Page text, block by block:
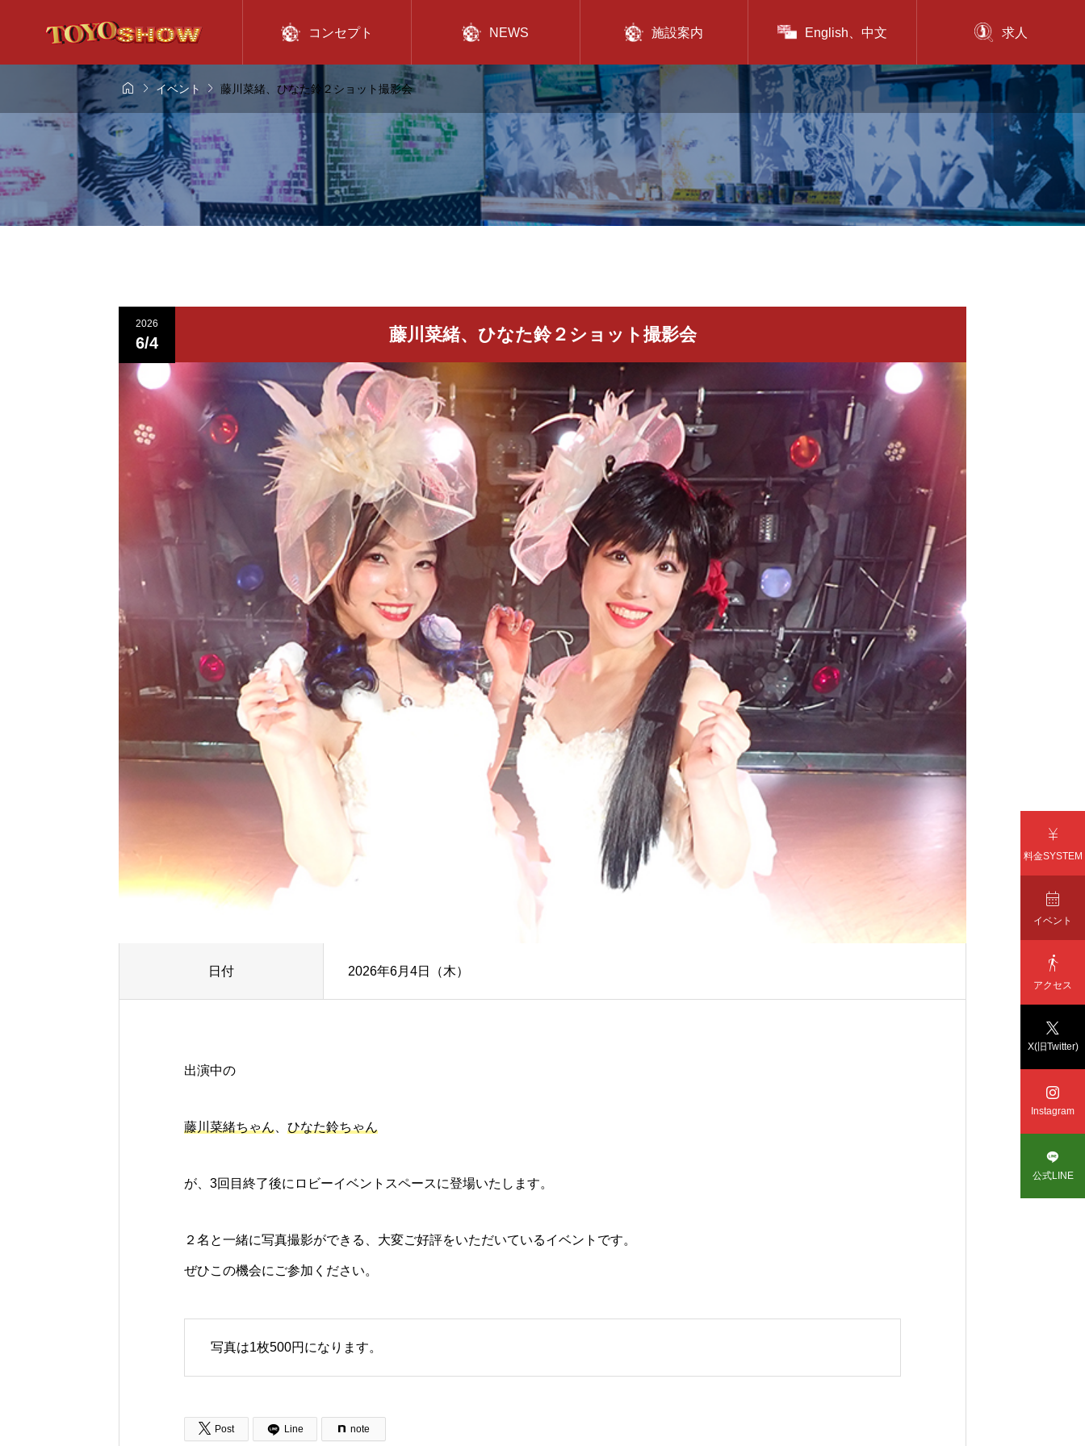
コンセプト NEWS 施設案内 English、中文 求人
イベント  藤川菜緒、ひなた鈴２ショット撮影会
2026
6/4 藤川菜緒、ひなた鈴２ショット撮影会
日付 2026年6月4日（木）
出演中の
藤川菜緒ちゃん ひなた鈴ちゃん
が、3回目終了後にロビーイベントスペースに登場いたします。
２名と一緒に写真撮影ができる、大変ご好評をいただいているイベントです。
ぜひこの機会にご参加ください。
写真は1枚500円になります。
 Post Line note

料金SYSTEM

イベント

アクセス

X(旧Twitter)

Instagram

公式LINE